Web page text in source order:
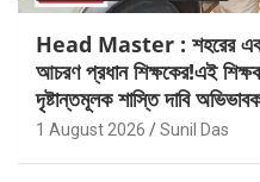
Head Master : শহরের এক
আচরণ প্রধান শিক্ষকের!এই
দৃষ্টান্তমূলক শাস্তি দাবি
1 August 2026 Sunil Das